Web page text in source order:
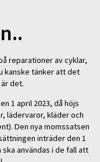
reparationer av cyklar,
kanske tänker att det
det.
1 april 2023, då höjs
lädervaror, kläder och
Den nya momssatsen
inträder den 1
användas i de fall att